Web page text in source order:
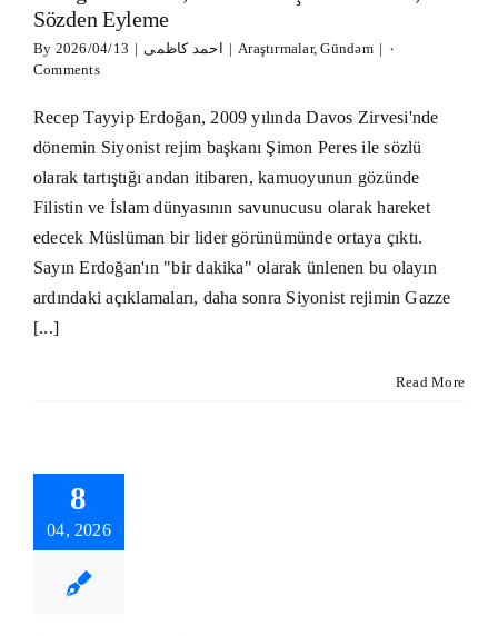
Sözden Eyleme
By احمد کاظمی |
2026/04/13 | Araştırmalar,Gündəm | ۰
Comments
Recep Tayyip Erdoğan, 2009 yılında Davos Zirvesi'nde
dönemin Siyonist rejim başkanı Şimon Peres ile sözlü
olarak tartıştığı andan itibaren, kamuoyunun gözünde
Filistin ve İslam dünyasının savunucusu olarak hareket
edecek Müslüman bir lider görünümünde ortaya çıktı.
Sayın Erdoğan'ın "bir dakika" olarak ünlenen bu olayın
ardındaki açıklamaları, daha sonra Siyonist rejimin Gazze
[...]
Read More
8
04, 2026
Saldırı
Hukuki Bir